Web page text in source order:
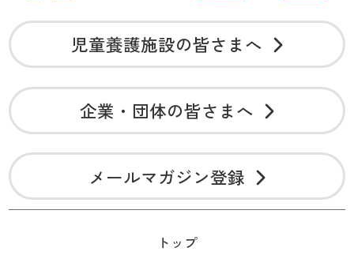
児童養護施設の皆さまへ
企業・団体の皆さまへ
メールマガジン登録
トップ